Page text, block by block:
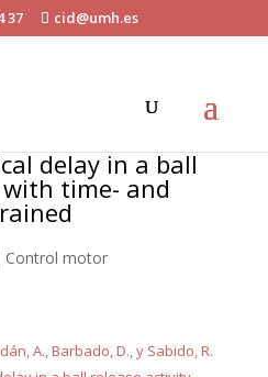
37 cid@umh.es
delay in a ball
time- and
Control motor
A., Barbado, D., y Sabido, R.